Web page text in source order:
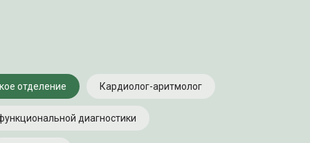
отделение Кардиолог-аритмолог
диагностики